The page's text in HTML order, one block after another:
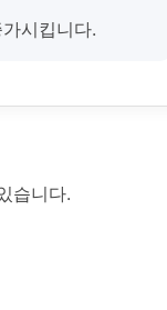
시킵니다.
습니다.